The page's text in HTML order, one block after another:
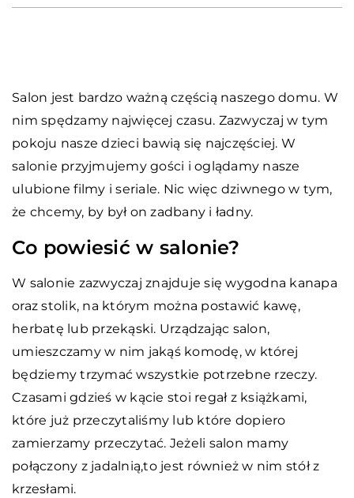
Salon jest bardzo ważną częścią naszego domu. W
nim spędzamy najwięcej czasu. Zazwyczaj w tym
pokoju nasze dzieci bawią się najczęściej. W
salonie przyjmujemy gości i oglądamy nasze
ulubione filmy i seriale. Nic więc dziwnego w tym,
że chcemy, by był on zadbany i ładny.
Co powiesić w salonie?
W salonie zazwyczaj znajduje się wygodna kanapa
oraz stolik, na którym można postawić kawę,
herbatę lub przekąski. Urządzając salon,
umieszczamy w nim jakąś komodę, w której
będziemy trzymać wszystkie potrzebne rzeczy.
Czasami gdzieś w kącie stoi regał z książkami,
które już przeczytaliśmy lub które dopiero
zamierzamy przeczytać. Jeżeli salon mamy
połączony z jadalnią,to jest również w nim stół z
krzesłami.